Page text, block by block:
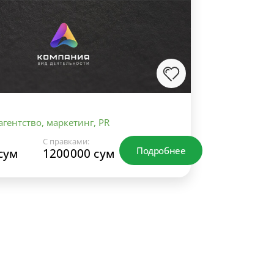
маркетинг, PR
С правками:
1200000 сум Подробнее